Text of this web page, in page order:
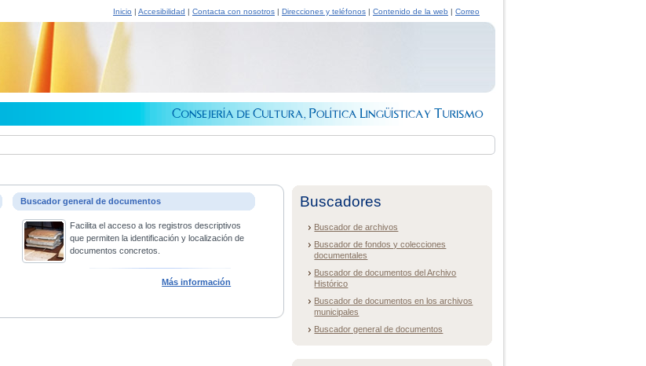
Inicio | Accesibilidad | Contacta con nosotros | Direcciones y teléfonos | Contenido de la web | Correo
Buscador general de documentos
Facilita el acceso a los registros descriptivos
que permiten la identificación y localización de
documentos concretos.
Más información
Buscadores
Buscador de archivos
Buscador de fondos y colecciones
documentales
Buscador de documentos del Archivo
Histórico
Buscador de documentos en los archivos
municipales
Buscador general de documentos